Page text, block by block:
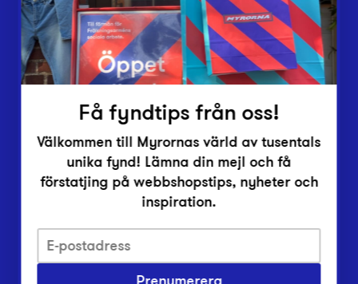
Inlämningsplatser
Om Myrorna
Lediga jobb
Pressrum
Integritetsskyddspolicy
Har du frågor om onlineköp, leverans eller retur?
Få fyndtips från oss!
Välkommen till Myrornas värld av tusentals
unika fynd! Lämna din mejl och få
förstatjing på webbshopstips, nyheter och
inspiration.